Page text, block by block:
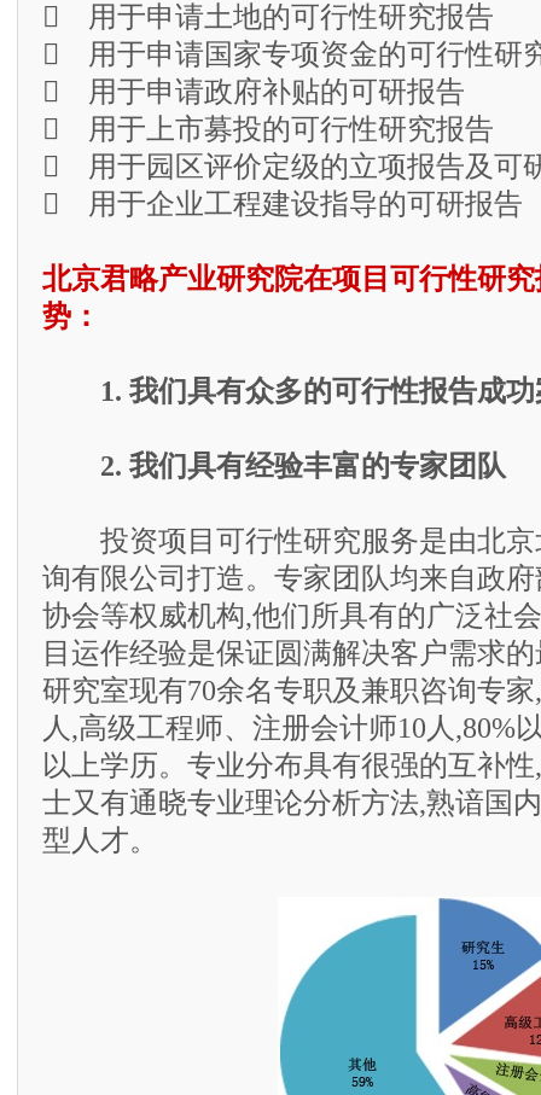
 用于申请土地的可行性研究报告
 用于申请国家专项资金的可行性研
 用于申请政府补贴的可研报告
 用于上市募投的可行性研究报告
 用于园区评价定级的立项报告及可
 用于企业工程建设指导的可研报告
北京君略产业研究院在项目可行性研
势：
1. 我们具有众多的可行性报告成功
2. 我们具有经验丰富的专家团队
投资项目可行性研究服务是由北京
询有限公司打造。专家团队均来自政
协会等权威机构,他们所具有的广泛社
目运作经验是保证圆满解决客户需求
研究室现有70余名专职及兼职咨询专
人,高级工程师、注册会计师10人,80%
以上学历。专业分布具有很强的互补
士又有通晓专业理论分析方法,熟谙国
型人才。